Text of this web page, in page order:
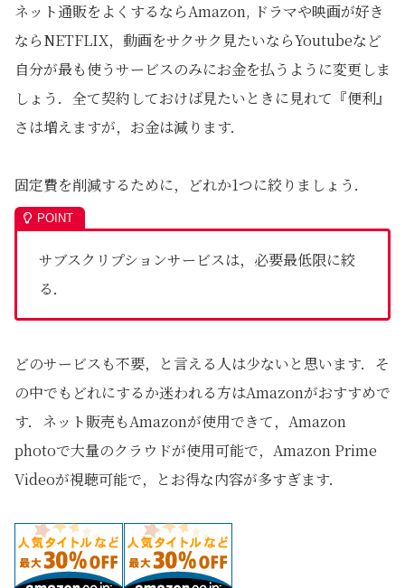
ネット通販をよくするならAmazon, ドラマや映画が好き
ならNETFLIX，動画をサクサク見たいならYoutubeなど
自分が最も使うサービスのみにお金を払うように変更しま
しょう．全て契約しておけば見たいときに見れて『便利』
さは増えますが，お金は減ります．
固定費を削減するために，どれか1つに絞りましょう．
サブスクリプションサービスは，必要最低限に絞
る．
どのサービスも不要，と言える人は少ないと思います．そ
の中でもどれにするか迷われる方はAmazonがおすすめで
す．ネット販売もAmazonが使用できて，Amazon
photoで大量のクラウドが使用可能で，Amazon Prime
Videoが視聴可能で，とお得な内容が多すぎます．